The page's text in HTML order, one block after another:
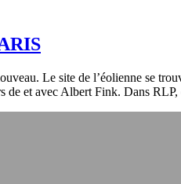
Le site de l’éolienne se
de et avec Albert Fink. Dans